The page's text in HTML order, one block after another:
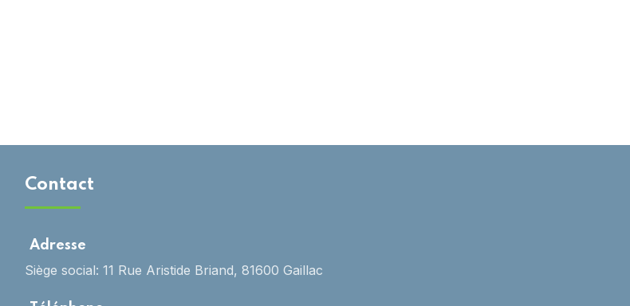
Contact
Adresse
Siège social: 11 Rue Aristide Briand, 81600 Gaillac